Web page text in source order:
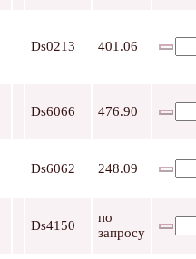
Ds0213 401.06
Ds6066 476.90
Ds6062 248.09
Ds4150
по
запросу